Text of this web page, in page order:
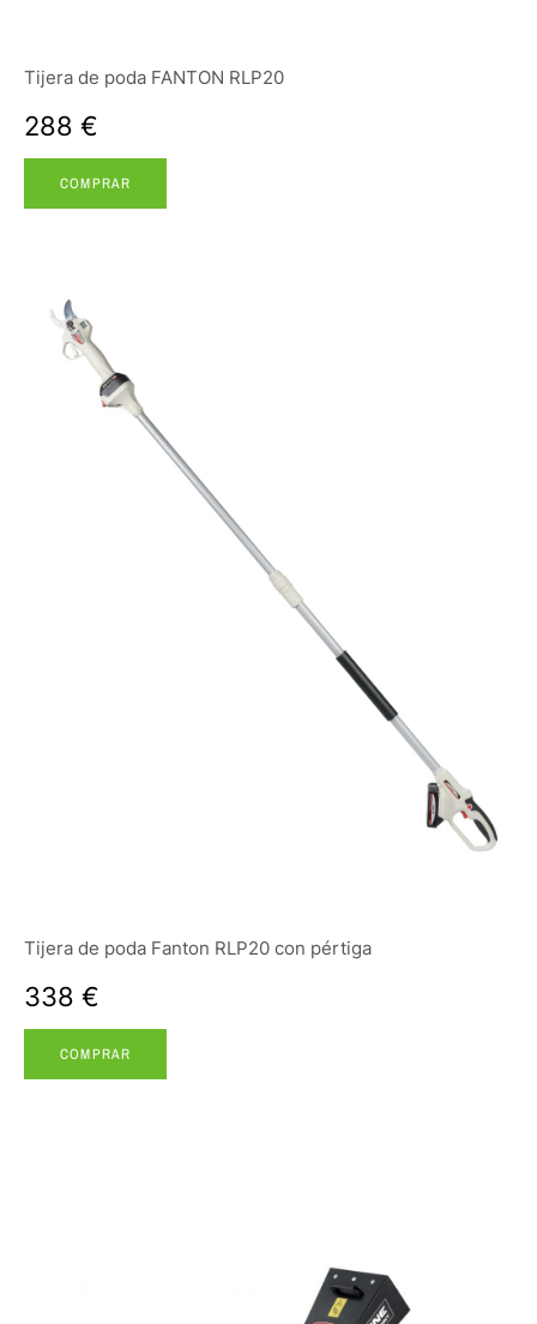
Tijera de poda FANTON RLP20
288 €
COMPRAR
Tijera de poda Fanton RLP20 con pértiga
338 €
COMPRAR